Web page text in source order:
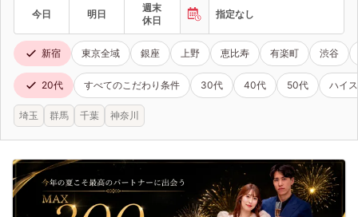
今日 明日
週末
休日
指定なし
新宿 東京全域 銀座 上野 恵比寿 有楽町 渋谷
20代 すべてのこだわり条件 30代 40代 50代 ハイ
埼玉 群馬 千葉 神奈川